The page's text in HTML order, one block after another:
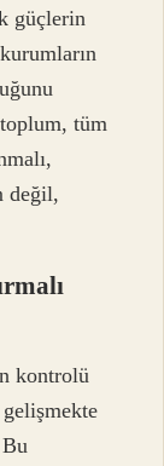
güçlerin
tüm
değil,
kontrolü